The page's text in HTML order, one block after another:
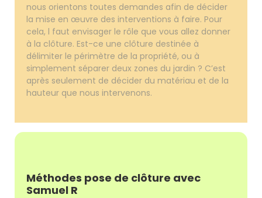
nous orientons toutes demandes afin de décider
la mise en œuvre des interventions à faire. Pour
cela, l faut envisager le rôle que vous allez donner
à la clôture. Est-ce une clôture destinée à
délimiter le périmètre de la propriété, ou à
simplement séparer deux zones du jardin ? C’est
après seulement de décider du matériau et de la
hauteur que nous intervenons.
Méthodes pose de clôture avec
Samuel R